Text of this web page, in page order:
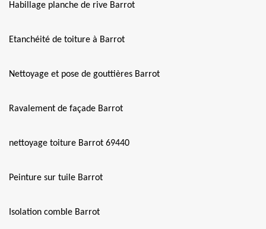
Habillage planche de rive Barrot
Etanchéité de toiture à Barrot
Nettoyage et pose de gouttières Barrot
Ravalement de façade Barrot
nettoyage toiture Barrot 69440
Peinture sur tuile Barrot
Isolation comble Barrot